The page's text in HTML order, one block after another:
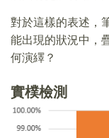
對於這樣的表述，
能出現的狀況中，
何演繹？
實樸檢測